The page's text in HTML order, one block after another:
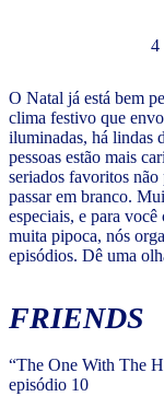
4
O Natal já está bem
clima festivo que
iluminadas, há lindas
pessoas estão mais
seriados favoritos não
passar em branco.
especiais, e para
muita pipoca, nós
episódios. Dê uma
FRIENDS
“The One With The
episódio 10